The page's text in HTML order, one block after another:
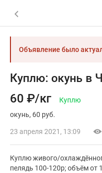
Назад к списку объявлений
Объявление было
Куплю: окунь в
60 ₽/кг
Куплю
окунь 60 руб.
23 апреля 2021, 13:09
Куплю живого/
пелядь 100-120р; объём от